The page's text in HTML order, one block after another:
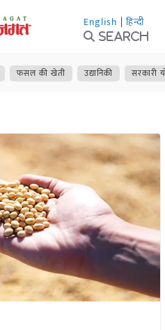
English | हिन्दी
Search
फसल की खेती उद्यानिकी सरकारी